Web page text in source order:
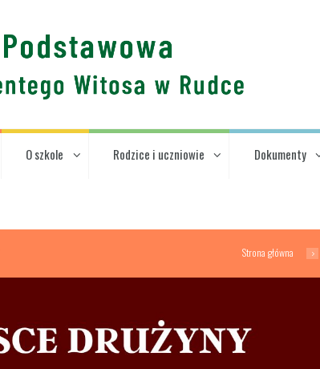
O szkole Rodzice i uczniowie Dokumenty
Strona główna